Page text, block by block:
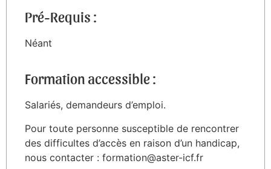
Pré-Requis :
Néant
Formation accessible :
Salariés, demandeurs d’emploi.
Pour toute personne susceptible de rencontrer
des difficultes d’accès en raison d’un handicap,
nous contacter : formation@aster-icf.fr